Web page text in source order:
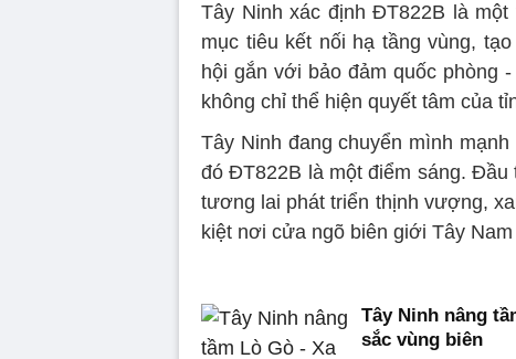
Tây Ninh xác định ĐT822B là
mục tiêu kết nối hạ tầng vùng,
hội gắn với bảo đảm quốc phòng
không chỉ thể hiện quyết tâm của
Tây Ninh đang chuyển mình
đó ĐT822B là một điểm sáng.
tương lai phát triển thịnh vượng,
kiệt nơi cửa ngõ biên giới Tây
Tây Ninh nâng
sắc vùng biên